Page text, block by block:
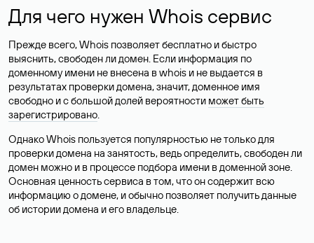
Для чего нужен Whois сервис
Прежде всего, Whois позволяет бесплатно и быстро
выяснить, свободен ли домен. Если информация по
доменному имени не внесена в whois и не выдается в
результатах проверки домена, значит, доменное имя
свободно и с большой долей вероятности может быть
зарегистрировано.
Однако Whois пользуется популярностью не только для
проверки домена на занятость, ведь определить, свободен ли
домен можно и в процессе подбора имени в доменной зоне.
Основная ценность сервиса в том, что он содержит всю
информацию о домене, и обычно позволяет получить данные
об истории домена и его владельце.